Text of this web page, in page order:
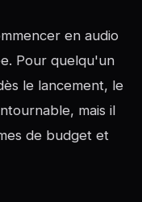
en audio
Pour quelqu'un
le lancement, le
mais il
de budget et